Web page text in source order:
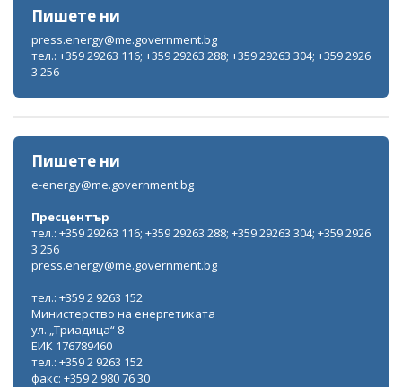
Пишете ни
press.energy@me.government.bg
тел.: +359 29263 116; +359 29263 288; +359 29263 304; +359 2926
3 256
Пишете ни
e-energy@me.government.bg
Пресцентър
тел.: +359 29263 116; +359 29263 288; +359 29263 304; +359 2926
3 256
press.energy@me.government.bg
тел.: +359 2 9263 152
Министерство на енергетиката
ул. „Триадица“ 8
ЕИК 176789460
тел.: +359 2 9263 152
факс: +359 2 980 76 30